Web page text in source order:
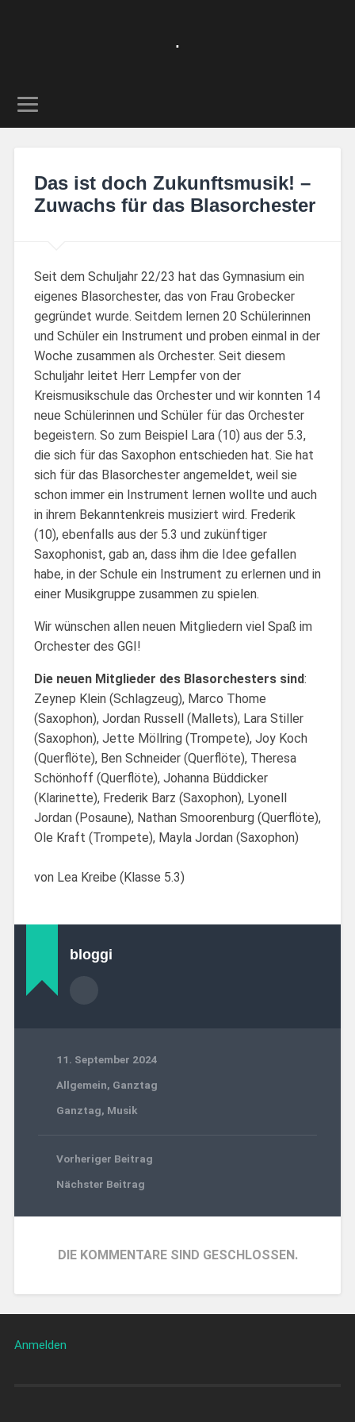
.
Das ist doch Zukunftsmusik! –
Zuwachs für das Blasorchester
Seit dem Schuljahr 22/23 hat das Gymnasium ein
eigenes Blasorchester, das von Frau Grobecker
gegründet wurde. Seitdem lernen 20 Schülerinnen
und Schüler ein Instrument und proben einmal in der
Woche zusammen als Orchester. Seit diesem
Schuljahr leitet Herr Lempfer von der
Kreismusikschule das Orchester und wir konnten 14
neue Schülerinnen und Schüler für das Orchester
begeistern. So zum Beispiel Lara (10) aus der 5.3,
die sich für das Saxophon entschieden hat. Sie hat
sich für das Blasorchester angemeldet, weil sie
schon immer ein Instrument lernen wollte und auch
in ihrem Bekanntenkreis musiziert wird. Frederik
(10), ebenfalls aus der 5.3 und zukünftiger
Saxophonist, gab an, dass ihm die Idee gefallen
habe, in der Schule ein Instrument zu erlernen und in
einer Musikgruppe zusammen zu spielen.
Wir wünschen allen neuen Mitgliedern viel Spaß im
Orchester des GGI!
Die neuen Mitglieder des Blasorchesters sind:
Zeynep Klein (Schlagzeug), Marco Thome
(Saxophon), Jordan Russell (Mallets), Lara Stiller
(Saxophon), Jette Möllring (Trompete), Joy Koch
(Querflöte), Ben Schneider (Querflöte), Theresa
Schönhoff (Querflöte), Johanna Büddicker
(Klarinette), Frederik Barz (Saxophon), Lyonell
Jordan (Posaune), Nathan Smoorenburg (Querflöte),
Ole Kraft (Trompete), Mayla Jordan (Saxophon)
von Lea Kreibe (Klasse 5.3)
bloggi
11. September 2024
Allgemein, Ganztag
Ganztag, Musik
Vorheriger Beitrag
Nächster Beitrag
DIE KOMMENTARE SIND GESCHLOSSEN.
Anmelden